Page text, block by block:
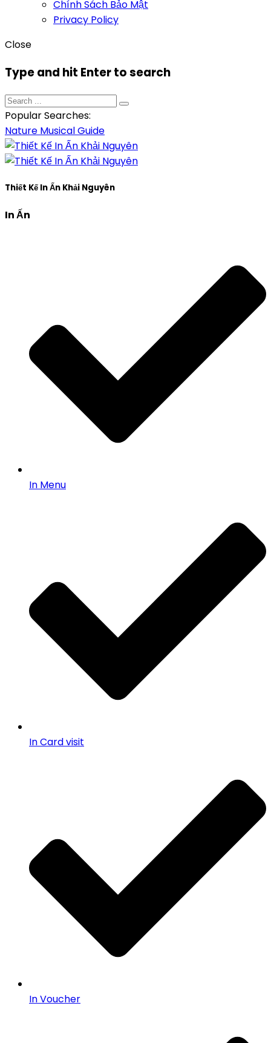
Chính Sách Bảo Mật
Privacy Policy
Close
Type and hit Enter to search
Popular Searches:
Nature MusicalGuide
Thiết Kế In Ấn Khải Nguyên
In Ấn
In Menu
In Card visit
In Voucher